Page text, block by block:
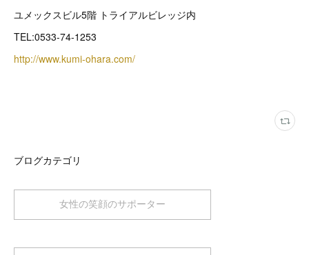
ユメックスビル5階 トライアルビレッジ内
TEL:0533-74-1253
http://www.kumi-ohara.com/
ブログカテゴリ
女性の笑顔のサポーター